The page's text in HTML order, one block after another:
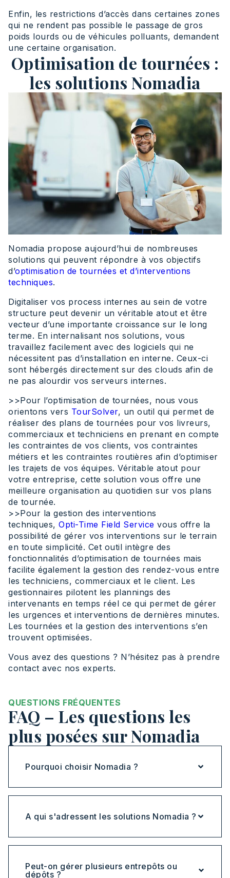
Enfin, les restrictions d’accès dans certaines zones
qui ne rendent pas possible le passage de gros
poids lourds ou de véhicules polluants, demandent
une certaine organisation.
Optimisation de tournées :
les solutions Nomadia
Nomadia propose aujourd’hui de nombreuses
solutions qui peuvent répondre à vos objectifs
d’optimisation de tournées et d’interventions
techniques.
Digitaliser vos process internes au sein de votre
structure peut devenir un véritable atout et être
vecteur d’une importante croissance sur le long
terme. En internalisant nos solutions, vous
travaillez facilement avec des logiciels qui ne
nécessitent pas d’installation en interne. Ceux-ci
sont hébergés directement sur des clouds afin de
ne pas alourdir vos serveurs internes.
>>Pour l’optimisation de tournées, nous vous
orientons vers TourSolver, un outil qui permet de
réaliser des plans de tournées pour vos livreurs,
commerciaux et techniciens en prenant en compte
les contraintes de vos clients, vos contraintes
métiers et les contraintes routières afin d’optimiser
les trajets de vos équipes. Véritable atout pour
votre entreprise, cette solution vous offre une
meilleure organisation au quotidien sur vos plans
de tournée.
>>Pour la gestion des interventions
techniques, Opti-Time Field Service vous offre la
possibilité de gérer vos interventions sur le terrain
en toute simplicité. Cet outil intègre des
fonctionnalités d’optimisation de tournées mais
facilite également la gestion des rendez-vous entre
les techniciens, commerciaux et le client. Les
gestionnaires pilotent les plannings des
intervenants en temps réel ce qui permet de gérer
les urgences et interventions de dernières minutes.
Les tournées et la gestion des interventions s’en
trouvent optimisées.
Vous avez des questions ? N’hésitez pas à prendre
contact avec nos experts.
QUESTIONS FRÉQUENTES
FAQ – Les questions les
plus posées sur Nomadia
Pourquoi choisir Nomadia ?
A qui s'adressent les solutions Nomadia ?
Peut-on gérer plusieurs entrepôts ou
dépôts ?